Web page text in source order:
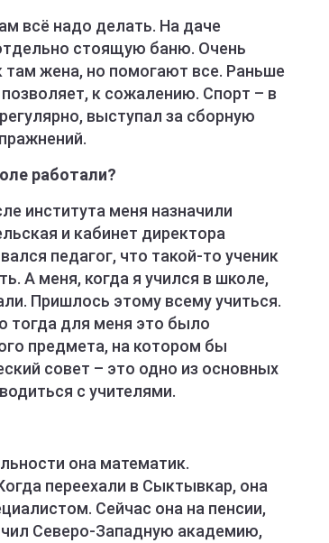
всё надо делать. На даче
стоящую баню. Очень
жена, но помогают все. Раньше
к сожалению. Спорт – в
выступал за сборную
работали?
института меня назначили
и кабинет директора
педагог, что такой-то ученик
А меня, когда я учился в школе,
Пришлось этому всему учиться.
тогда для меня это было
предмета, на котором бы
совет – это одно из основных
с учителями.
она математик.
переехали в Сыктывкар, она
Сейчас она на пенсии,
Северо-Западную академию,